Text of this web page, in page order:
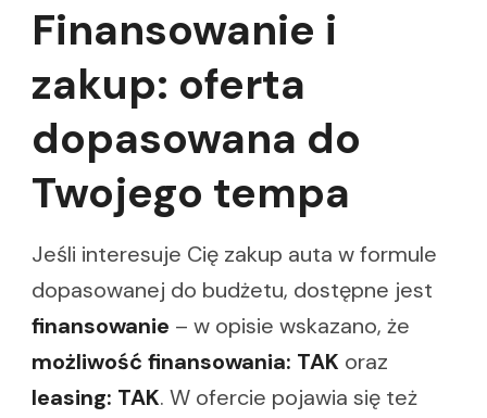
Finansowanie i
zakup: oferta
dopasowana do
Twojego tempa
Jeśli interesuje Cię zakup auta w formule
dopasowanej do budżetu, dostępne jest
finansowanie – w opisie wskazano, że
możliwość finansowania: TAK oraz
leasing: TAK. W ofercie pojawia się też